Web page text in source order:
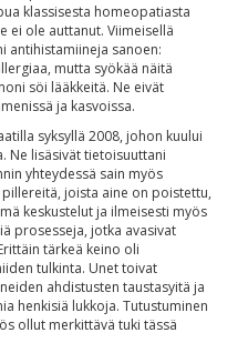
klassisesta homeopatiasta
ei ole auttanut. Viimeisellä
antihistamiineja sanoen:
mutta syökää näitä
söi lääkkeitä. Ne eivät
ja kasvoissa.
syksyllä 2008, johon kuului
Ne lisäsivät tietoisuuttani
yhteydessä sain myös
joista aine on poistettu,
keskustelut ja ilmeisesti myös
prosesseja, jotka avasivat
tärkeä keino oli
tulkinta. Unet toivat
ahdistusten taustasyitä ja
henkisiä lukkoja. Tutustuminen
ollut merkittävä tuki tässä